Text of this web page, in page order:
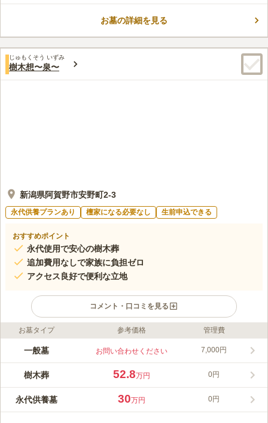
お墓の詳細を見る
じゅもくそう いずみ
樹木想〜泉〜
新潟県阿賀野市安野町2-3
永代供養プランあり 檀家になる必要なし 生前申込できる
おすすめポイント
永代使用で安心の樹木葬
追加費用なしで家族に負担ゼロ
アクセス良好で便利な立地
コメント・口コミを見る
ライフドット編集部のコメント
『樹木想〜泉〜』は、家族や夫婦で入れる小さなお墓で、永代使
にあり、アクセスが良好で、管理費も初期費用に含まれているた
め、追加の経済的負担はありません。また、宗教不問で利用可能
す。
お墓タイプ 参考価格 管理費
一般墓 お問い合わせください 7,000円
樹木葬 52.8万円 0円
永代供養墓 30万円 0円